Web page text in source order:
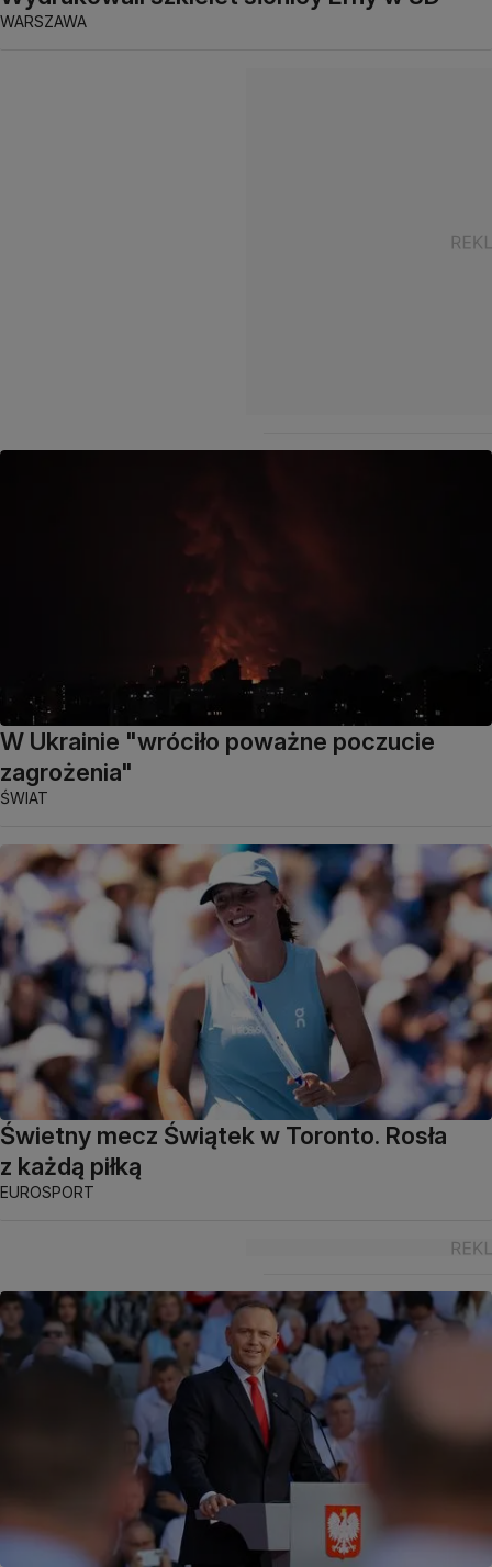
WARSZAWA
W Ukrainie "wróciło poważne poczucie
zagrożenia"
ŚWIAT
Świetny mecz Świątek w Toronto. Rosła
z każdą piłką
EUROSPORT